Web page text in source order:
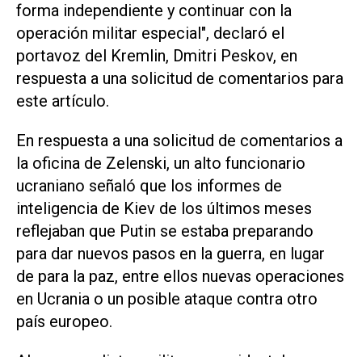
forma independiente y continuar con la
operación militar especial", declaró el
portavoz ‌del Kremlin, Dmitri Peskov, en
respuesta a una solicitud de comentarios ‌para
este artículo.
En respuesta a una solicitud de comentarios a
la oficina de Zelenski, un alto funcionario
ucraniano señaló que ⁠los informes de
inteligencia de Kiev de los últimos meses
reflejaban que Putin se estaba preparando
para dar nuevos pasos en la guerra, en lugar
de para la paz, entre ellos nuevas operaciones
en Ucrania o un posible ataque contra otro
país europeo.